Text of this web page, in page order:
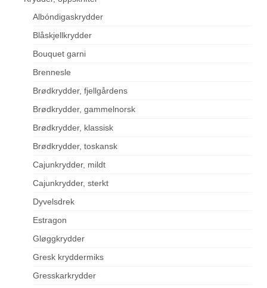
Albóndigaskrydder
Blåskjellkrydder
Bouquet garni
Brennesle
Brødkrydder, fjellgårdens
Brødkrydder, gammelnorsk
Brødkrydder, klassisk
Brødkrydder, toskansk
Cajunkrydder, mildt
Cajunkrydder, sterkt
Dyvelsdrek
Estragon
Gløggkrydder
Gresk kryddermiks
Gresskarkrydder